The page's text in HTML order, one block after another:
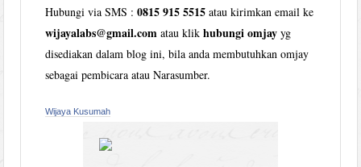
Hubungi via SMS :0815 915 5515 atau kirimkan email ke
wijayalabs@gmail.com atau klikhubungi omjay yg
disediakan dalam blog ini, bila anda membutuhkan omjay
sebagai pembicara atau Narasumber.
Wijaya Kusumah